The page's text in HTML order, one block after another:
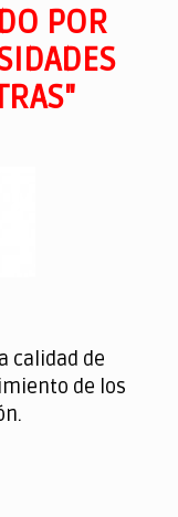
POR
calidad de
de los